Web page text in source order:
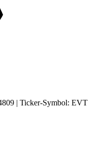
| Ticker-Symbol: EVT